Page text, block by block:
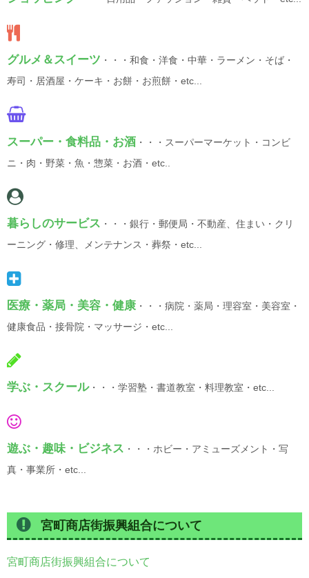
グルメ＆スイーツ ・・・和食・洋食・中華・ラーメン・そば・
寿司・居酒屋・ケーキ・お餅・お煎餅・etc...
スーパー・食料品・お酒 ・・・スーパーマーケット・コンビ
ニ・肉・野菜・魚・惣菜・お酒・etc..
暮らしのサービス ・・・銀行・郵便局・不動産、住まい・クリ
ーニング・修理、メンテナンス・葬祭・etc...
医療・薬局・美容・健康 ・・・病院・薬局・理容室・美容室・
健康食品・接骨院・マッサージ・etc...
学ぶ・スクール・・・学習塾・書道教室・料理教室・etc...
遊ぶ・趣味・ビジネス ・・・ホビー・アミューズメント・写
真・事業所・etc...
宮町商店街振興組合について
宮町商店街振興組合について